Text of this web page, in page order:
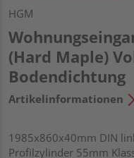
HGM
(Hard Maple)
Bodendichtung
Artikelinformationen
1985x860x40mm DIN
Profilzylinder 55mm